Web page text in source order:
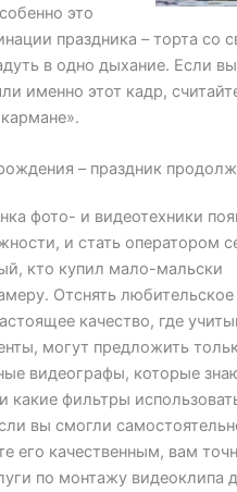
это
праздника – торта со
в одно дыхание. Если вы
именно этот кадр,
– праздник
фото- и видеотехники
и стать оператором
кто купил мало-мальски
Отснять
качество, где
могут предложить
видеографы, которые
какие фильтры
вы смогли
его качественным, вам
по монтажу видеоклипа